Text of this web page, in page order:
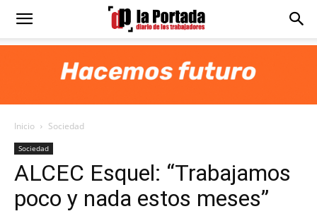
Diario
Portada
Inicio Sociedad
Sociedad
ALCEC Esquel: “Trabajamos
poco y nada estos meses”